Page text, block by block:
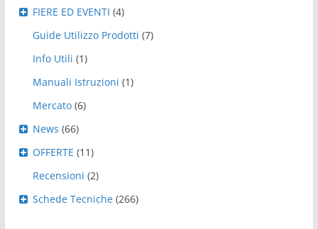
FIERE ED EVENTI (4)
Guide Utilizzo Prodotti (7)
Info Utili (1)
Manuali Istruzioni (1)
Mercato (6)
News (66)
OFFERTE (11)
Recensioni (2)
Schede Tecniche (266)